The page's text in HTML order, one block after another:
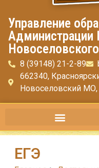
Управление
Администрации
8 (39148) 21-2-89
662340,
Новоселовский МО,
ЕГЭ